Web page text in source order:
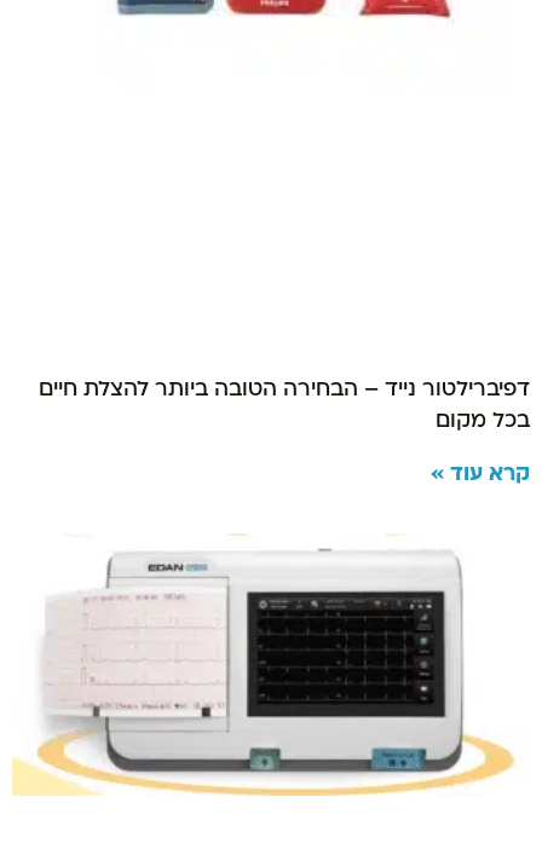
דפיברילטור נייד – הבחירה הטובה ביותר להצלת חיים
בכל מקום
קרא עוד »